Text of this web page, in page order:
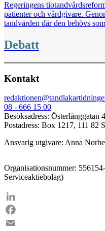
Regeringens
patienter och vårdgivare.
tandvården där den behövs
Debatt
Kontakt
08 - 666 15 00
Besöksadress: Österlånggatan
Postadress: Box 1217, 111 82
Ansvarig utgivare: Anna
Organisationsnummer:
Serviceaktiebolag)
LinkedIn
Facebook